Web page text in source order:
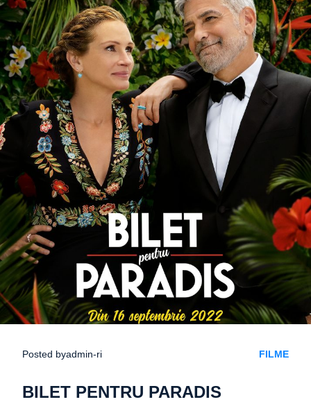
Posted byadmin-ri FILME
BILET PENTRU PARADIS